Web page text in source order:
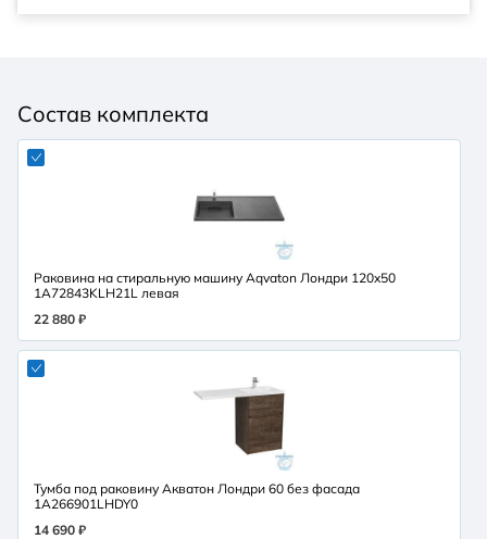
Состав комплекта
Раковина на стиральную машину Aqvaton Лондри 120x50
1A72843KLH21L левая
22 880 ₽
Тумба под раковину Акватон Лондри 60 без фасада
1A266901LHDY0
14 690 ₽